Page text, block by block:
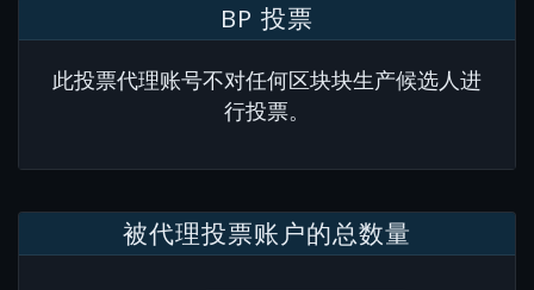
BP 投票
此投票代理账号不对任何区块块生产候选人进
行投票。
被代理投票账户的总数量